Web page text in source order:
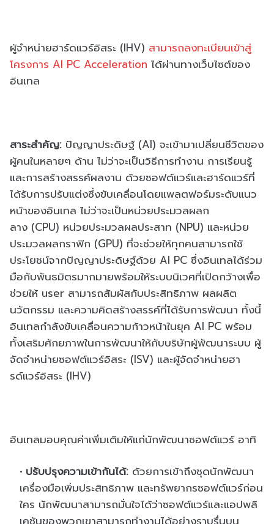
ผู้จำหน่ายฮาร์ดแวร์อิสระ (IHV) สามารถลงทะเบียนเข้าสู่
โครงการ AI PC Acceleration ได้ผ่านทางเว็บไซต์ของ
อินเทล
สาระสำคัญ: ปัญญาประดิษฐ์ (AI) จะเข้ามาเปลี่ยนชีวิตของ
ผู้คนในหลายๆ ด้าน ไม่ว่าจะเป็นวิธีการทำงาน การเรียนรู้
และการสร้างสรรค์ผลงาน ด้วยซอฟต์แวร์และฮาร์ดแวร์ที่
ได้รับการปรับแต่งซึ่งขับเคลื่อนโดยแพลตฟอร์มระดับแนว
หน้าของอินเทล ไม่ว่าจะเป็นหน่วยประมวลผลก
ลาง (CPU) หน่วยประมวลผลประสาท (NPU) และหน่วย
ประมวลผลกราฟิก (GPU) ที่จะช่วยให้ทุกคนสามารถใช้
ประโยชน์จากปัญญาประดิษฐ์ด้วย AI PC ซึ่งอินเทลได้ร่วม
มือกับพันธมิตรมากมายพร้อมให้ระบบนิเวศที่เปิดกว้างเพื่อ
ช่วยให้ user สามารถสัมผัสกับประสิทธิภาพ ผลผลิต
นวัตกรรม และความคิดสร้างสรรค์ที่ได้รับการพัฒนา ทั้งนี้
อินเทลกำลังขับเคลื่อนความก้าวหน้าในยุค AI PC พร้อม
ทั้งเสริมศักยภาพในการพัฒนาให้กับบริษัทผู้พัฒนาระบบ ผู้
จัดจําหน่ายซอฟต์แวร์อิสระ (ISV) และผู้จัดจําหน่ายฮา
รด์แวร์อิสระ (IHV)
อินเทลมอบคุณค่าเพิ่มเติมให้แก่นักพัฒนาซอฟต์แวร์ อาทิ
ปรับปรุงความเข้ากันได้: ด้วยการเข้าถึงชุดนักพัฒนา
เครื่องมือเพิ่มประสิทธิภาพ และทรัพยากรซอฟต์แวร์ก่อน
ใคร นักพัฒนาสามารถมั่นใจได้ว่าซอฟต์แวร์และแอปพลิ